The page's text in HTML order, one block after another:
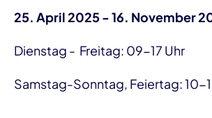
25. April 2025 - 16. November
Dienstag - Freitag: 09-17 Uhr
Samstag-Sonntag, Feiertag: 10-